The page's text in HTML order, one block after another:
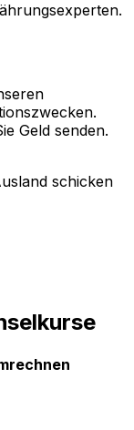
Geld senden.
schicken